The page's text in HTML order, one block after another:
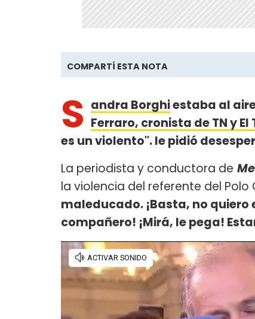
COMPARTÍ ESTA NOTA
S andra Borghiestaba al
Ferraro, cronista de TN y
es un violento". le pidió
La periodista y conductora de
la violencia del referente del
maleducado. ¡Basta, no
compañero! ¡Mirá, le pega!